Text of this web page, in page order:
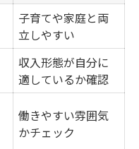
子育てや家庭と両
立しやすい
収入形態が自分に
適しているか確認
働きやすい雰囲気
かチェック